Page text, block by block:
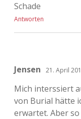
Schade
Antworten
Jensen 21. April
Mich interssiert
von Burial hätte
erwartet. Aber